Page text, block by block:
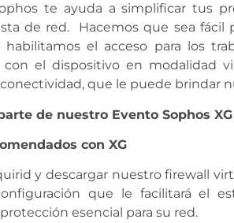
te ayuda a simplificar tus
de red. Hacemos que sea fácil
el acceso para los
el dispositivo en modalidad
que le puede brindar
de nuestro Evento Sophos
con XG
y descargar nuestro firewall
que le facilitará el
esencial para su red.